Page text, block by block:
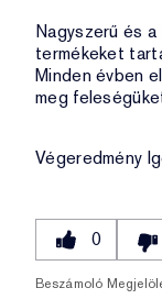
Nagyszerű és
termékeket
Minden évben
meg
Végeredmény
0
Beszámoló